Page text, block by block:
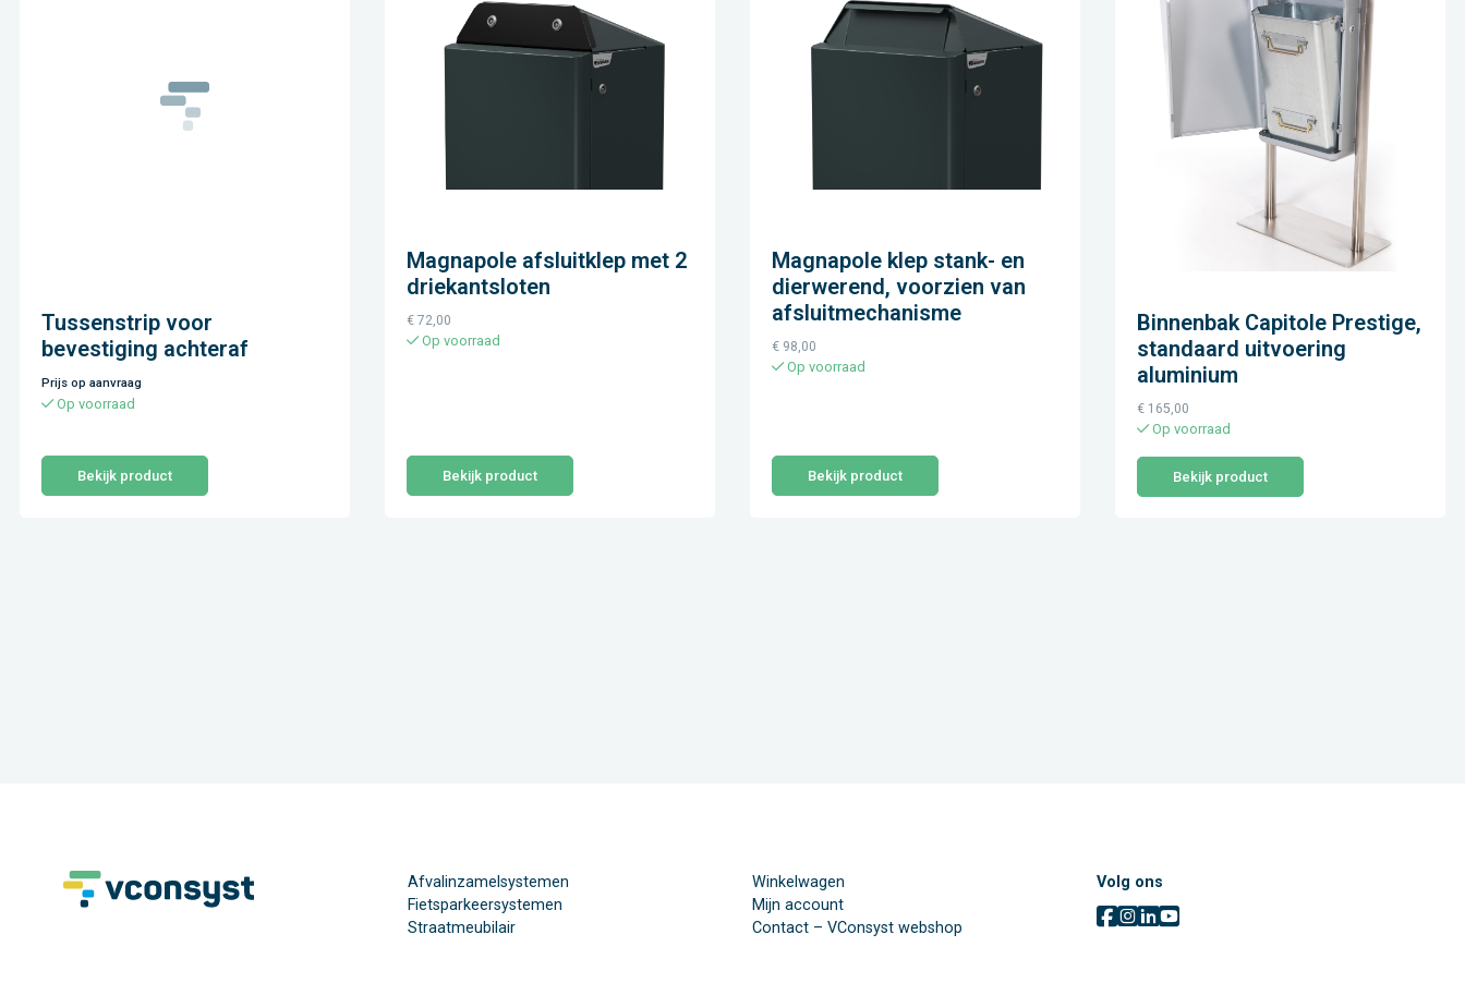
Tussenstrip voor
bevestiging achteraf
Prijs op aanvraag
Op voorraad
Bekijk product
Magnapole afsluitklep met 2
driekantsloten
€ 72,00
Op voorraad
Bekijk product
Magnapole klep stank- en
dierwerend, voorzien van
afsluitmechanisme
€ 98,00
Op voorraad
Bekijk product
Binnenbak Capitole Prestige,
standaard uitvoering
aluminium
€ 165,00
Op voorraad
Bekijk product
Afvalinzamelsystemen
Fietsparkeersystemen
Straatmeubilair
Winkelwagen
Mijn account
Contact – VConsyst webshop
Volg ons